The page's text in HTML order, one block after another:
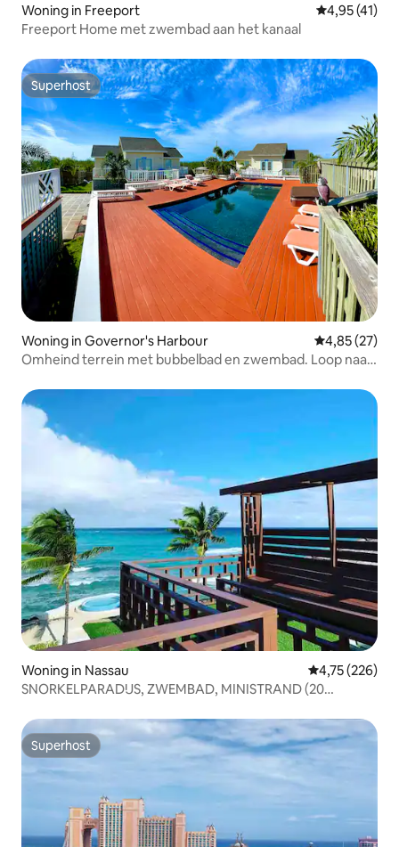
Woning in Freeport Gemiddelde
4,95 (41)
Freeport Home met zwembad aan het kanaal
Superhost
Superhost
Woning in Governor's Harbour Gemiddelde
4,85 (27)
Omheind terrein met bubbelbad en zwembad. Loop naar
Woning in Nassau Gemiddelde
4,75 (226)
SNORKELPARADIJS, ZWEMBAD, MINISTRAND (20
Superhost
Superhost